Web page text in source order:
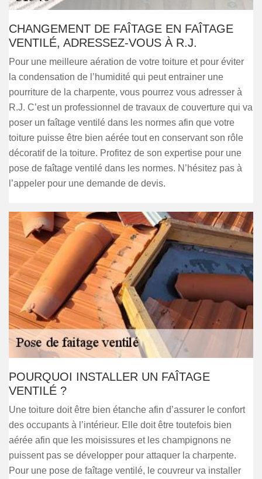
CHANGEMENT DE FAÎTAGE EN FAÎTAGE
VENTILÉ, ADRESSEZ-VOUS À R.J.
Pour une meilleure aération de votre toiture et pour éviter
la condensation de l’humidité qui peut entrainer une
pourriture de la charpente, vous pourrez vous adresser à
R.J. C’est un professionnel de travaux de couverture qui va
poser un faîtage ventilé dans les normes afin que votre
toiture puisse être bien aérée tout en conservant son rôle
décoratif de la toiture. Profitez de son expertise pour une
pose de faîtage ventilé dans les normes. N’hésitez pas à
l’appeler pour une demande de devis.
POURQUOI INSTALLER UN FAÎTAGE
VENTILÉ ?
Une toiture doit être bien étanche afin d’assurer le confort
des occupants à l’intérieur. Elle doit être toutefois bien
aérée afin que les moisissures et les champignons ne
puissent pas se développer pour attaquer la charpente.
Pour une pose de faîtage ventilé, le couvreur va installer